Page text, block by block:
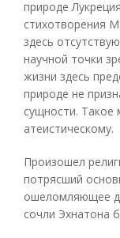
природе
стихотворения
здесь
научной точки
жизни здесь
природе не
сущности. Такое
атеистическому.
Произошел
потрясший
ошеломляющее
сочли Эхнатона